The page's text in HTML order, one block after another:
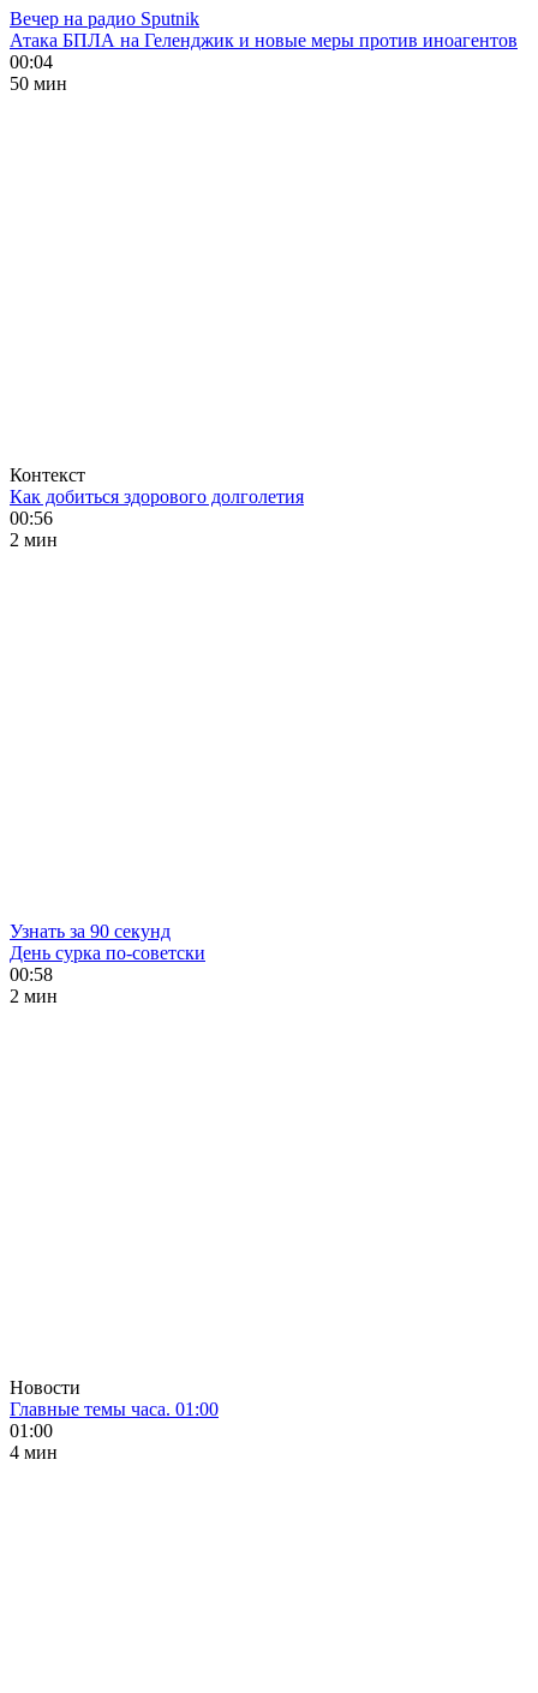
Вечер на радио Sputnik
Атака БПЛА на Геленджик и новые меры против иноагентов
00:04
50 мин
Контекст
Как добиться здорового долголетия
00:56
2 мин
Узнать за 90 секунд
День сурка по-советски
00:58
2 мин
Новости
Главные темы часа. 01:00
01:00
4 мин